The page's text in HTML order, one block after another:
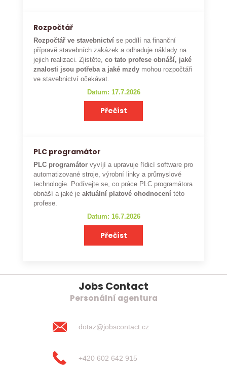
Rozpočtář
Rozpočtář ve stavebnictví se podílí na finanční
přípravě stavebních zakázek a odhaduje náklady na
jejich realizaci. Zjistěte,co tato profese obnáší, jaké
znalosti jsou potřeba a jaké mzdy mohou rozpočtáři
ve stavebnictví očekávat.
Datum: 17.7.2026
Přečíst
PLC programátor
PLC programátor vyvíjí a upravuje řídicí software pro
automatizované stroje, výrobní linky a průmyslové
technologie. Podívejte se, co práce PLC programátora
obnáší a jaké je aktuální platové ohodnocení této
profese.
Datum: 16.7.2026
Přečíst
Jobs Contact
Personální agentura
dotaz@jobscontact.cz
+420 602 642 915